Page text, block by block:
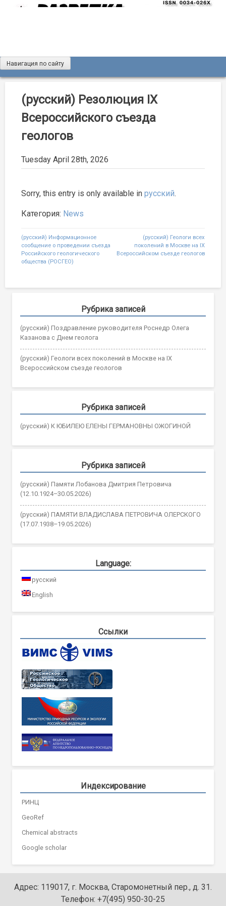
Журнал «Разведка и охрана недр»
Мы рады вас приветствовать на сайте журнала «Разведка
и охрана недр»
Навигация по сайту
(русский) Резолюция IX
Всероссийского съезда
геологов
Tuesday April 28th, 2026
Sorry, this entry is only available in русский.
Категория: News
Post
navigation
(русский) Информационное
сообщение о проведении съезда
Российского геологического
общества (РОСГЕО)
(русский) Геологи всех
поколений в Москве на IX
Всероссийском съезде геологов
Рубрика записей
(русский) Поздравление руководителя Роснедр Олега
Казанова с Днем геолога
(русский) Геологи всех поколений в Москве на IX
Всероссийском съезде геологов
Рубрика записей
(русский) К ЮБИЛЕЮ ЕЛЕНЫ ГЕРМАНОВНЫ ОЖОГИНОЙ
Рубрика записей
(русский) Памяти Лобанова Дмитрия Петровича
(12.10.1924–30.05.2026)
(русский) ПАМЯТИ ВЛАДИСЛАВА ПЕТРОВИЧА ОЛЕРСКОГО
(17.07.1938–19.05.2026)
Language:
русский
English
Ссылки
Индексирование
РИНЦ
GeoRef
Chemical abstracts
Google scholar
Адрес: 119017, г. Москва, Старомонетный пер., д. 31.
Телефон: +7(495) 950-30-25